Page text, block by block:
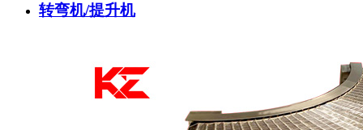
转弯机/提升机